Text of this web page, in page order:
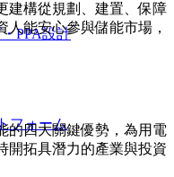
PPA設計
フォーム
建構從規劃、建置、保障
能安心參與儲能市場，
的四大關鍵優勢，為用電
開拓具潛力的產業與投資